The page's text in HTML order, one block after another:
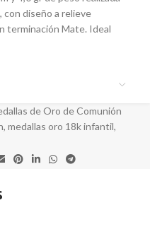
, con diseño a relieve
terminación Mate. Ideal
de Oro de Comunión
, medallas oro 18k infantil,